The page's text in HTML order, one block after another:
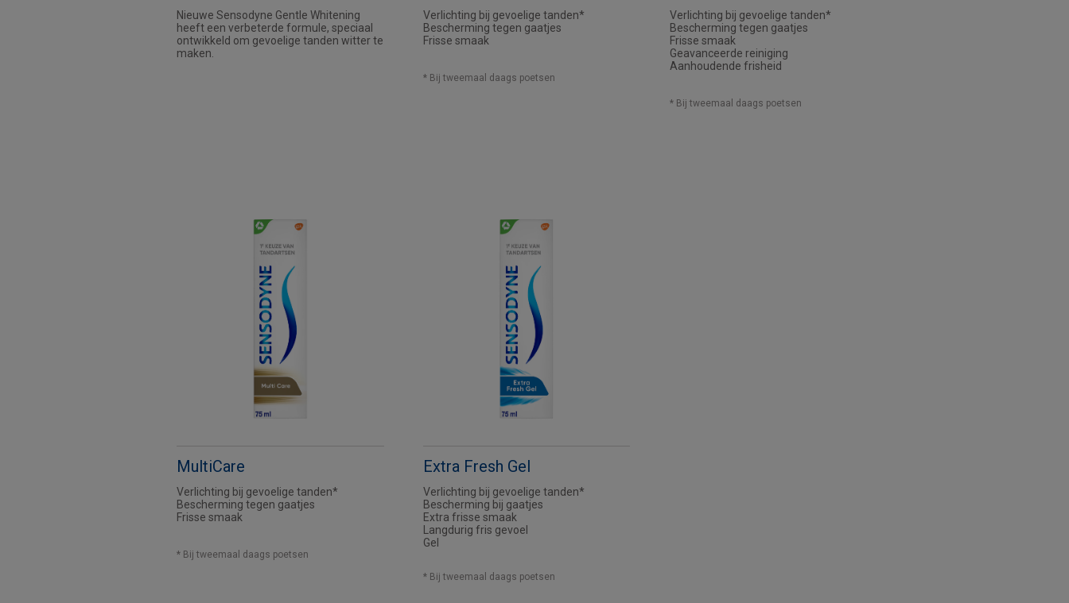
Nieuwe Sensodyne Gentle Whitening
heeft een verbeterde formule, speciaal
ontwikkeld om gevoelige tanden witter te
maken.
Verlichting bij gevoelige tanden*
Bescherming tegen gaatjes
Frisse smaak
* Bij tweemaal daags poetsen
Verlichting bij gevoelige tanden*
Bescherming tegen gaatjes
Frisse smaak
Geavanceerde reiniging
Aanhoudende frisheid
* Bij tweemaal daags poetsen
MultiCare
Verlichting bij gevoelige tanden*
Bescherming tegen gaatjes
Frisse smaak
* Bij tweemaal daags poetsen
Extra Fresh Gel
Verlichting bij gevoelige tanden*
Bescherming bij gaatjes
Extra frisse smaak
Langdurig fris gevoel
Gel
* Bij tweemaal daags poetsen